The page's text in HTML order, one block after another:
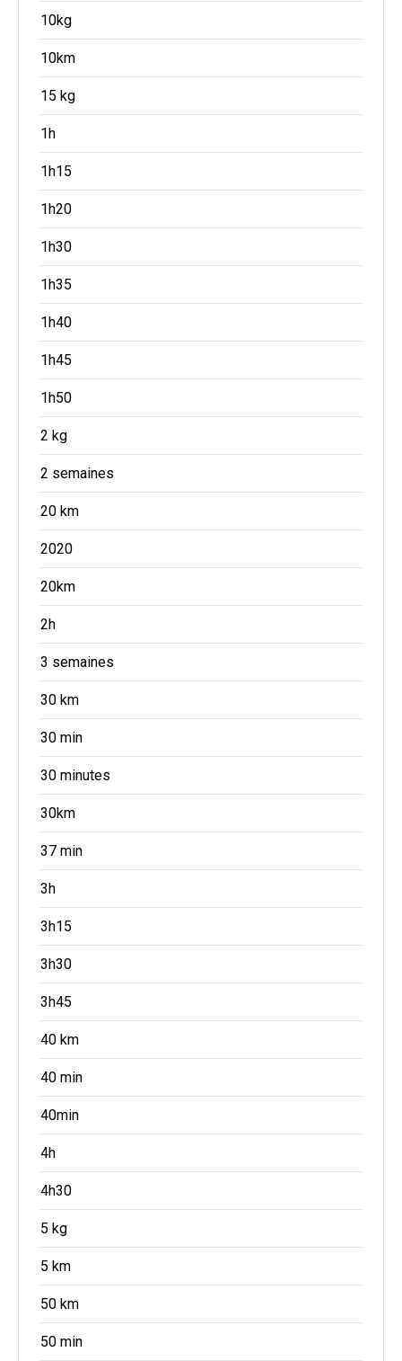
10kg
10km
15 kg
1h
1h15
1h20
1h30
1h35
1h40
1h45
1h50
2 kg
2 semaines
20 km
2020
20km
2h
3 semaines
30 km
30 min
30 minutes
30km
37 min
3h
3h15
3h30
3h45
40 km
40 min
40min
4h
4h30
5 kg
5 km
50 km
50 min